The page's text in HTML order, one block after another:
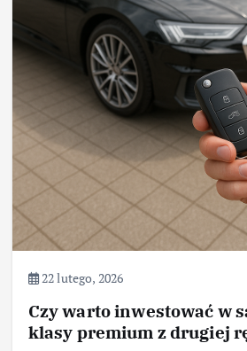
22 lutego, 2026
Czy warto inwestować w
klasy premium z drugiej